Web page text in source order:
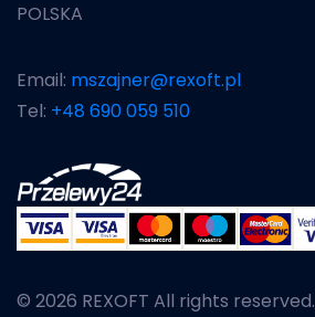
POLSKA
Email: mszajner@rexoft.pl
Tel: +48 690 059 510
© 2026 REXOFT All rights reserved.